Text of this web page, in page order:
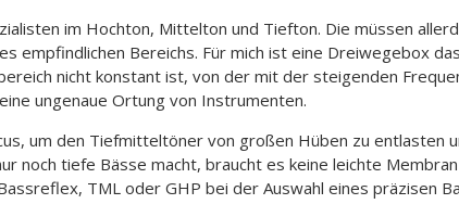
im Hochton, Mittelton und Tiefton. Die müssen
empfindlichen Bereichs. Für mich ist eine Dreiwegebox
nicht konstant ist, von der mit der steigenden
ungenaue Ortung von Instrumenten.
um den Tiefmitteltöner von großen Hüben zu entlasten
noch tiefe Bässe macht, braucht es keine leichte
TML oder GHP bei der Auswahl eines präzisen